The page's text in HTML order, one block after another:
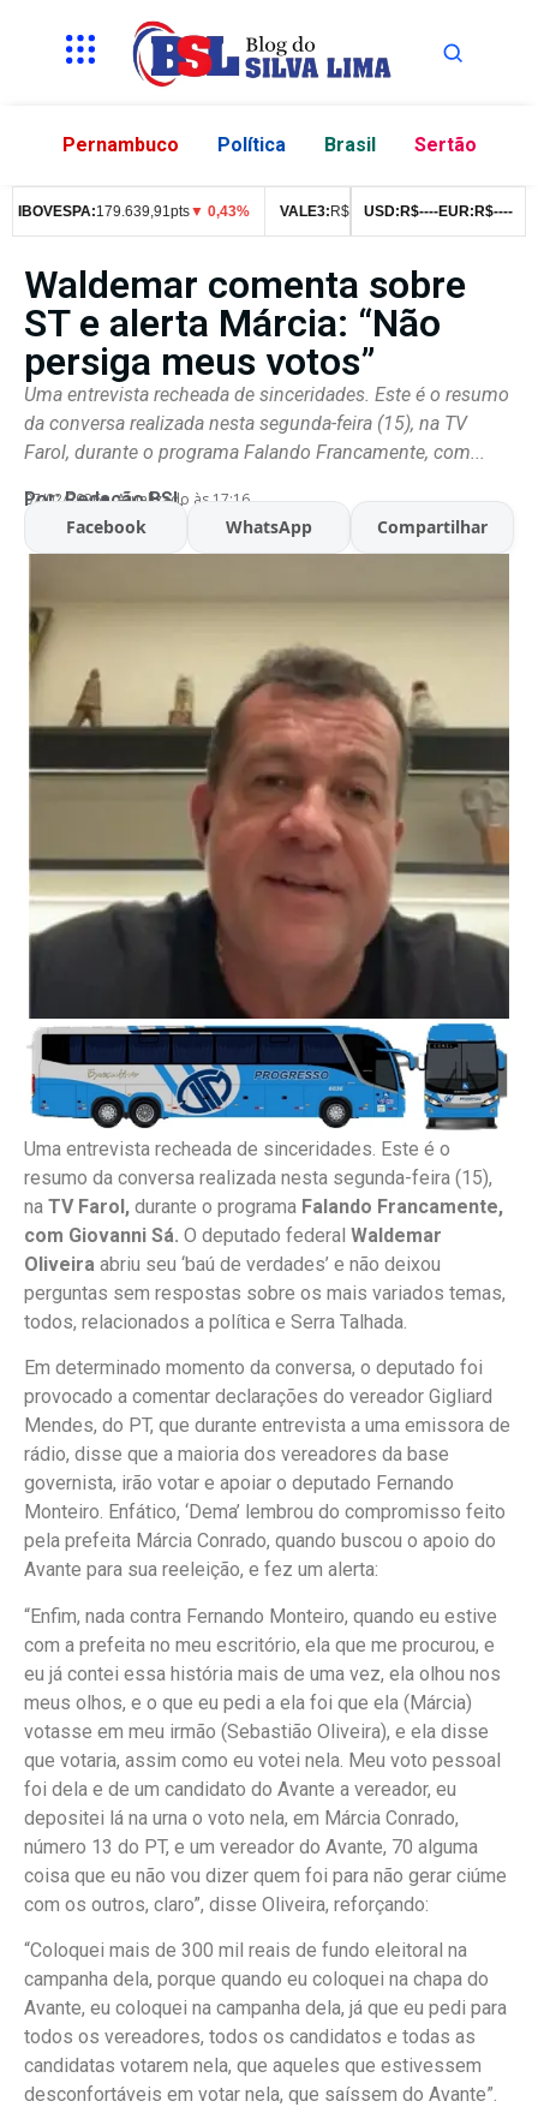
Pernambuco Política Brasil Sertão
179.639,91pts▼ 0,43% VALE3:R$76,99 ▼ 2,49% ITUB4:R$
USD: R$----EUR: R$----
Waldemar comenta sobre
ST e alerta Márcia: “Não
persiga meus votos”
Uma entrevista recheada de sinceridades. Este é o resumo
da conversa realizada nesta segunda-feira (15), na TV
Farol, durante o programa Falando Francamente, com...
Por:Redação BSL
07/02/2026 Atualizado às 17:16
Facebook WhatsApp Compartilhar
Uma entrevista recheada de sinceridades. Este é o
resumo da conversa realizada nesta segunda-feira (15),
na TV Farol, durante o programa Falando Francamente,
com Giovanni Sá. O deputado federal Waldemar
Oliveira abriu seu ‘baú de verdades’ e não deixou
perguntas sem respostas sobre os mais variados temas,
todos, relacionados a política e Serra Talhada.
Em determinado momento da conversa, o deputado foi
provocado a comentar declarações do vereador Gigliard
Mendes, do PT, que durante entrevista a uma emissora de
rádio, disse que a maioria dos vereadores da base
governista, irão votar e apoiar o deputado Fernando
Monteiro. Enfático, ‘Dema’ lembrou do compromisso feito
pela prefeita Márcia Conrado, quando buscou o apoio do
Avante para sua reeleição, e fez um alerta:
“Enfim, nada contra Fernando Monteiro, quando eu estive
com a prefeita no meu escritório, ela que me procurou, e
eu já contei essa história mais de uma vez, ela olhou nos
meus olhos, e o que eu pedi a ela foi que ela (Márcia)
votasse em meu irmão (Sebastião Oliveira), e ela disse
que votaria, assim como eu votei nela. Meu voto pessoal
foi dela e de um candidato do Avante a vereador, eu
depositei lá na urna o voto nela, em Márcia Conrado,
número 13 do PT, e um vereador do Avante, 70 alguma
coisa que eu não vou dizer quem foi para não gerar ciúme
com os outros, claro”, disse Oliveira, reforçando:
“Coloquei mais de 300 mil reais de fundo eleitoral na
campanha dela, porque quando eu coloquei na chapa do
Avante, eu coloquei na campanha dela, já que eu pedi para
todos os vereadores, todos os candidatos e todas as
candidatas votarem nela, que aqueles que estivessem
desconfortáveis em votar nela, que saíssem do Avante”.